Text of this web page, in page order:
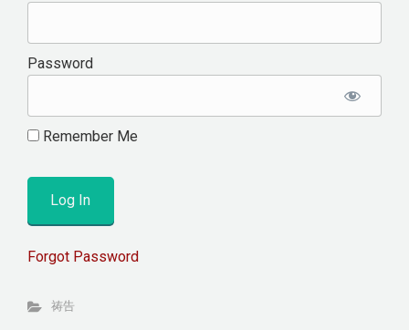
Password
Remember Me
Forgot Password
祷告